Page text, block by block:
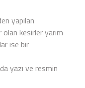
yapılan
kesirler yarım
ise bir
yazı ve resmin